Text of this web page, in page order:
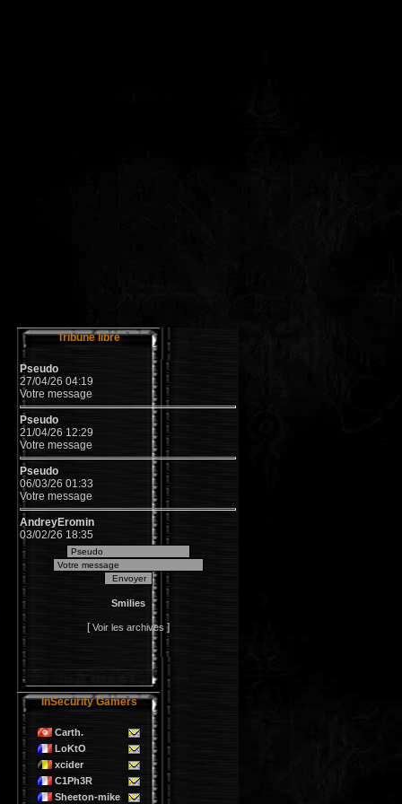
Tribune libre
Pseudo
27/04/26 04:19
Votre message
Pseudo
21/04/26 12:29
Votre message
Pseudo
06/03/26 01:33
Votre message
AndreyEromin
03/02/26 18:35
&#1072;&#1074;...
Pseudo
23/11/24 12:47
Votre message
Pseudo
19/03/22 07:15
Votre message
wmnaqjkext
29/07/21 15:47
UF6Wn
hnlloaukdp
23/04/21 00:35
kko3vF
gfoyunx
13/03/21 02:33
Smilies
[Voir les archives ]
InSecurity Gamers
Carth.
LoKtO
xcider
C1Ph3R
Sheeton-mike